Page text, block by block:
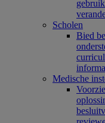
Scholen
Bied
Medische